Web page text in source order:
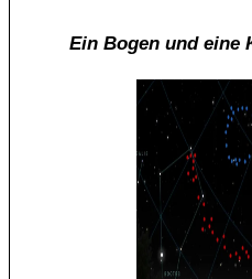
Ein Bogen und eine